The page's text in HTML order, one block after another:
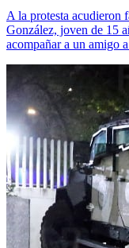
A la protesta acudieron
González, joven de 15
acompañar a un amigo